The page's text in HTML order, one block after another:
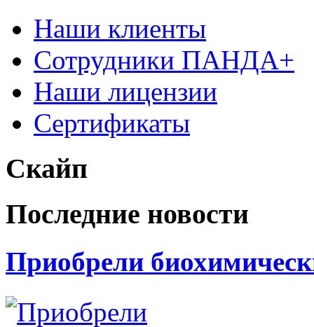
Наши клиенты
Сотрудники ПАНДА+
Наши лицензии
Сертификаты
Скайп
Последние новости
Приобрели